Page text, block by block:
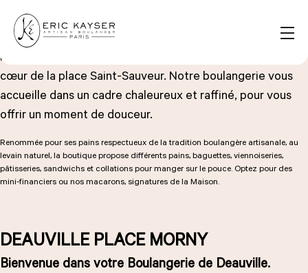
FR
Rechercher :
LA MAISON D'ÉRIC KAYSER
CAEN SAINT SAUVEUR
Bienvenue dans votre Boulangerie de Caen.
Poussez les portes d’un écrin de gourmandise à Caen, au
cœur de la place Saint-Sauveur. Notre boulangerie vous
accueille dans un cadre chaleureux et raffiné, pour vous
offrir un moment de douceur.
Renommée pour ses pains respectueux de la tradition boulangère artisanale, au
levain naturel, la boutique propose différents pains, baguettes, viennoiseries,
pâtisseries, sandwichs et collations pour manger sur le pouce. Optez pour des
mini-financiers ou nos macarons, signatures de la Maison.
DEAUVILLE PLACE MORNY
Bienvenue dans votre Boulangerie de Deauville.